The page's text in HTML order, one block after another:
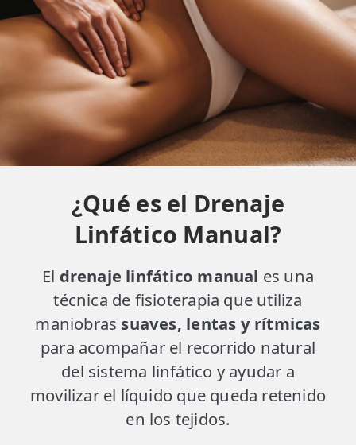
¿Qué es el Drenaje
Linfático Manual?
El drenaje linfático manual es una
técnica de fisioterapia que utiliza
maniobras suaves, lentas y rítmicas
para acompañar el recorrido natural
del sistema linfático y ayudar a
movilizar el líquido que queda retenido
en los tejidos.